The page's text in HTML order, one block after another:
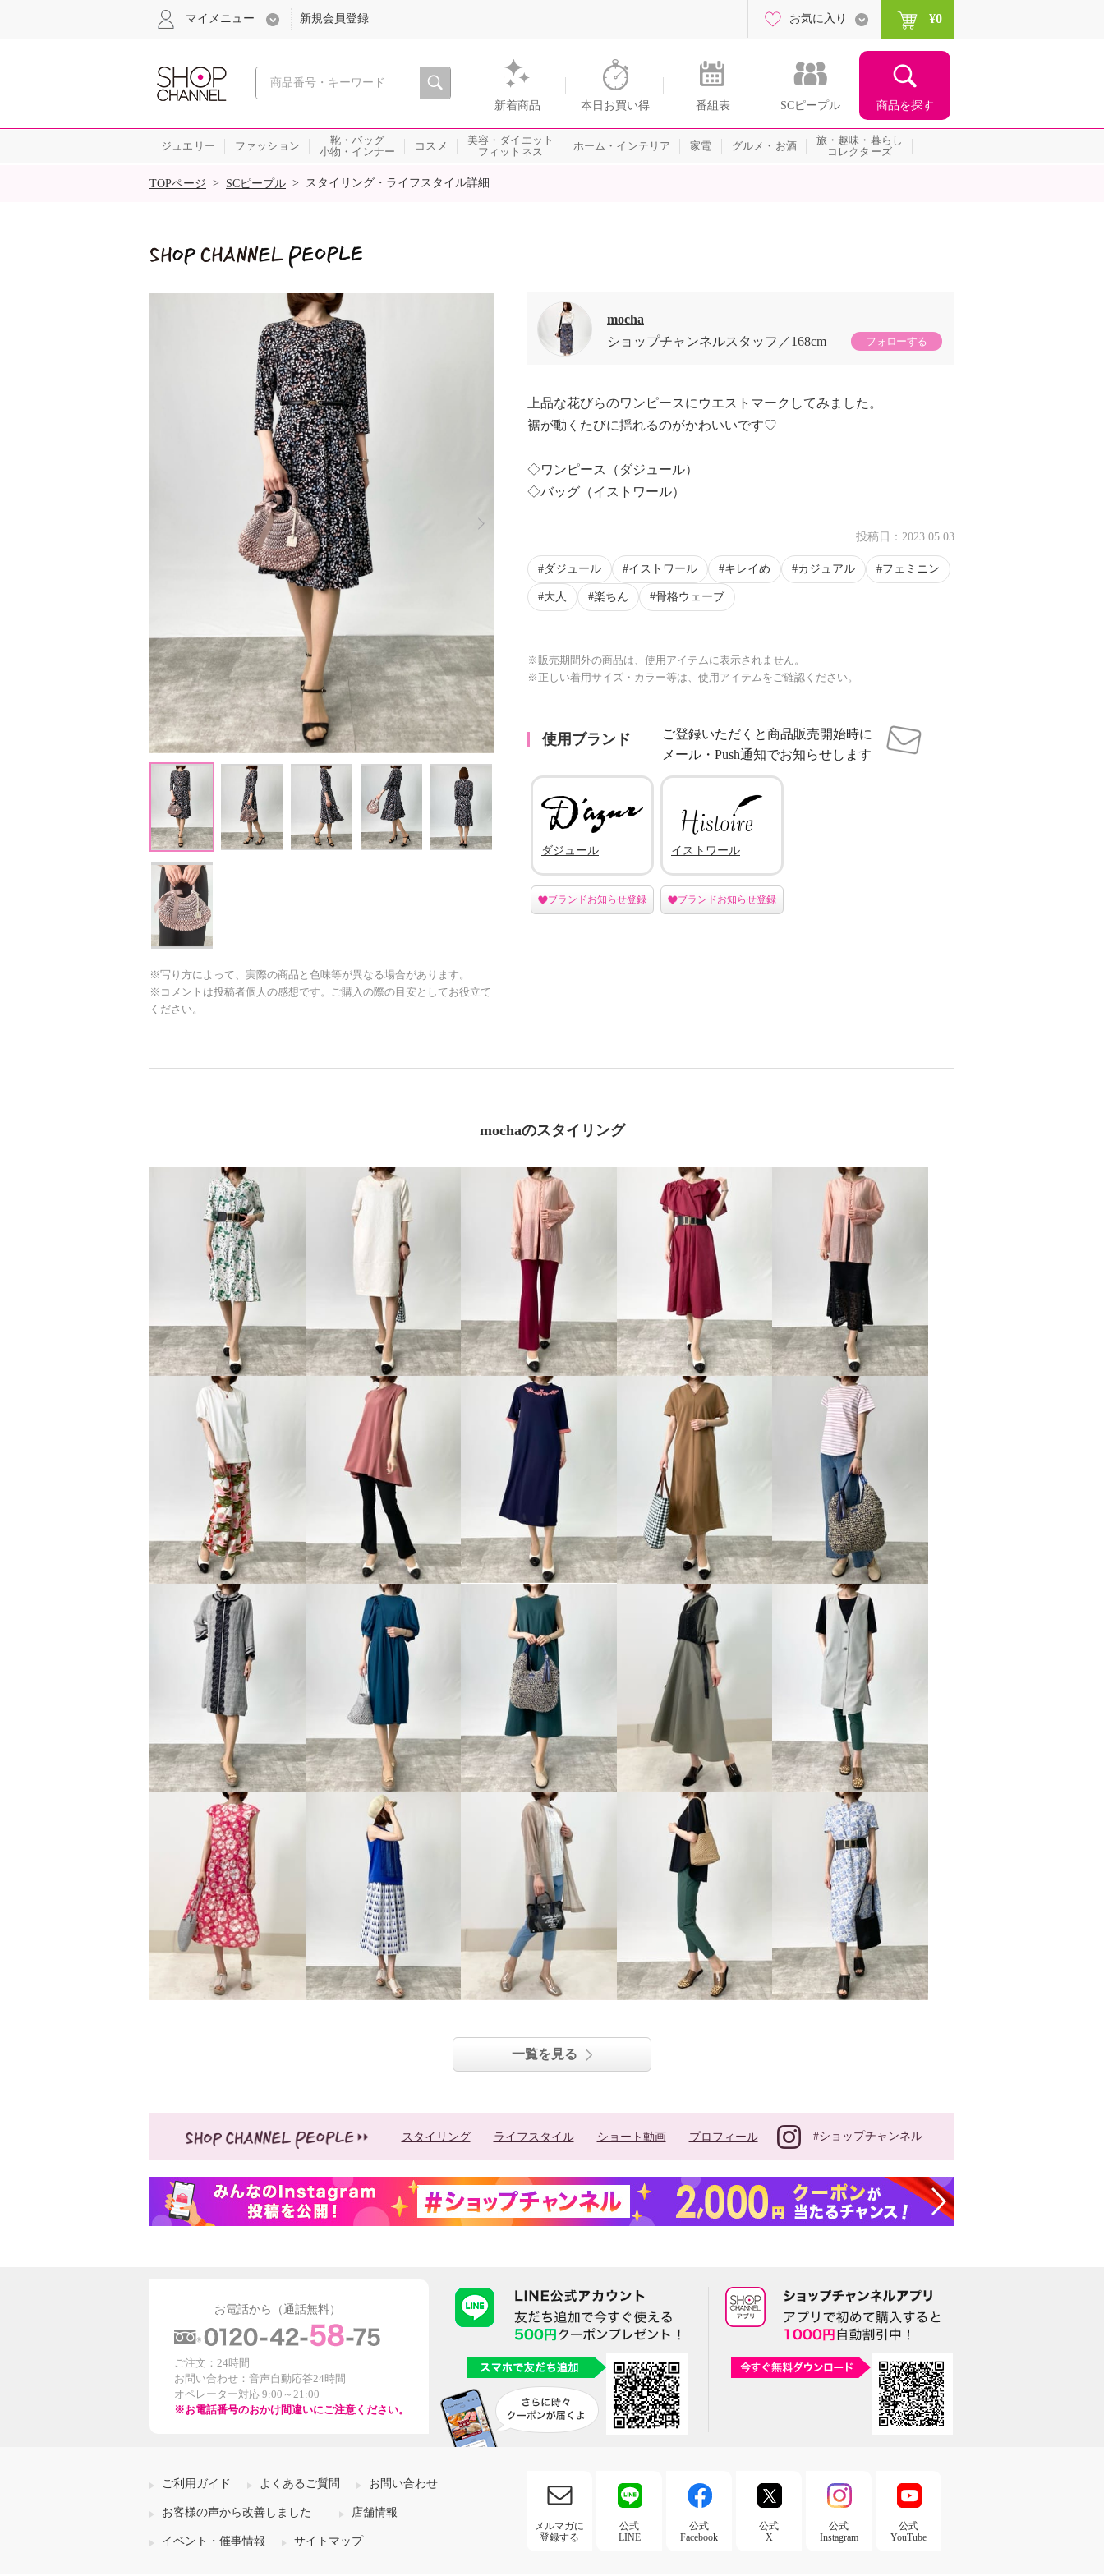
心おどる、瞬間を。通販・テレビショッピングのショップチャンネル
新着商品 本日お買い得 番組表 SCピープル 商品を探す
マイメニュー 新規会員登録 お気に入り ¥0
ジュエリー ファッション
靴・バッグ
小物・インナー
コスメ
美容・ダイエット
フィットネス
ホーム・インテリア 家電 グルメ・お酒
旅・趣味・暮らし
コレクターズ
SALE
TOPページ > SCピープル > スタイリング・ライフスタイル詳細
※写り方によって、実際の商品と色味等が異なる場合があります。
※コメントは投稿者個人の感想です。ご購入の際の目安としてお役立て
ください。
mocha
ショップチャンネルスタッフ
168cm フォローする
上品な花びらのワンピースにウエストマークしてみました。
裾が動くたびに揺れるのがかわいいです♡
◇ワンピース（ダジュール）
◇バッグ（イストワール）
投稿日： 2023.05.03
ダジュール イストワール キレイめ カジュアル フェミニン
大人 楽ちん 骨格ウェーブ
※販売期間外の商品は、使用アイテムに表示されません。
※正しい着用サイズ・カラー等は、使用アイテムをご確認ください。
使用ブランド
ご登録いただくと商品販売開始時に
メール・Push通知でお知らせします
ダジュール
ブランドお知らせ登録
イストワール
ブランドお知らせ登録
mochaのスタイリング
一覧を見る
スタイリング ライフスタイル ショート動画 プロフィール #ショップチャンネル
お電話から（通話無料）
ご注文：24時間
お問い合わせ：音声自動応答24時間
オペレーター対応 9:00～21:00
※お電話番号のおかけ間違いにご注意ください。
ご利用ガイド よくあるご質問 お問い合わせ
お客様の声から改善しました 店舗情報
イベント・催事情報 サイトマップ
メルマガに
登録する
公式
LINE
公式
Facebook
公式
X
公式
Instagram
公式
YouTube